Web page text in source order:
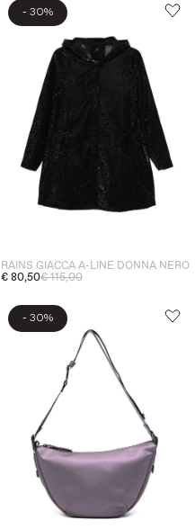
- 30%
RAINS GIACCA A-LINE DONNA NERO
€ 80,50€ 115,00
- 30%